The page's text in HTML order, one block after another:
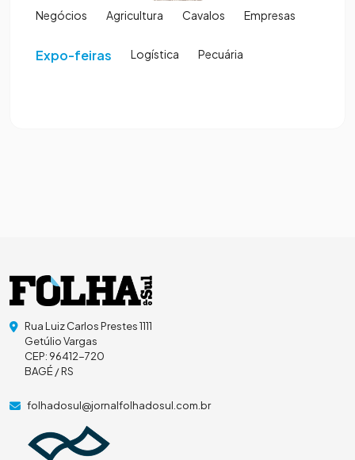
Negócios Agricultura Cavalos Empresas
Expo-feiras Logística Pecuária
Rua Luiz Carlos Prestes 1111
Getúlio Vargas
CEP: 96412-720
BAGÉ / RS
folhadosul@jornalfolhadosul.com.br